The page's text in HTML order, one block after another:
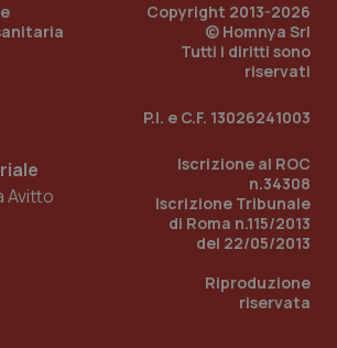
Avitto
Copyright 2013-2026
© Homnya Srl
Tutti i diritti sono
riservati
P.I. e C.F. 13026241003
Iscrizione al ROC
n.34308
Iscrizione Tribunale
di Roma n.115/2013
del 22/05/2013
Riproduzione
riservata